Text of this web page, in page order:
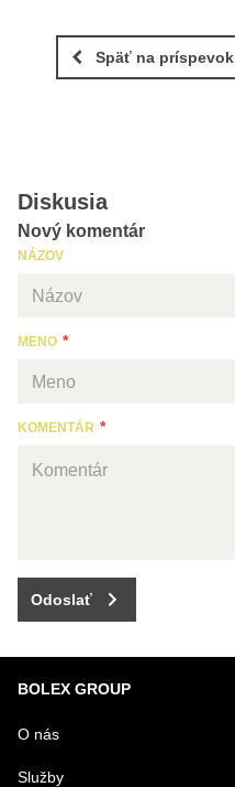
Späť na príspevok
Diskusia
Nový komentár
NÁZOV
MENO
KOMENTÁR
Odoslať
BOLEX GROUP
O nás
Služby